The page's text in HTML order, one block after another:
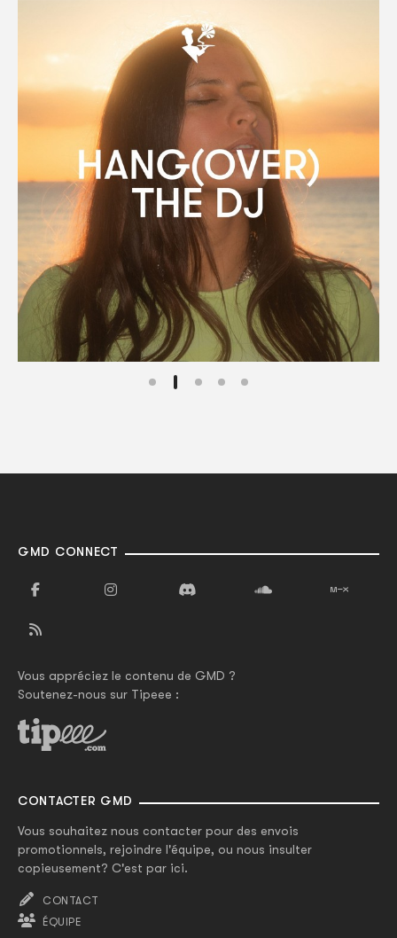
GMD CONNECT
Vous appréciez le contenu de GMD ?
Soutenez-nous sur Tipeee :
CONTACTER GMD
Vous souhaitez nous contacter pour des envois
promotionnels, rejoindre l'équipe, ou nous insulter
copieusement? C'est par ici.
CONTACT
ÉQUIPE